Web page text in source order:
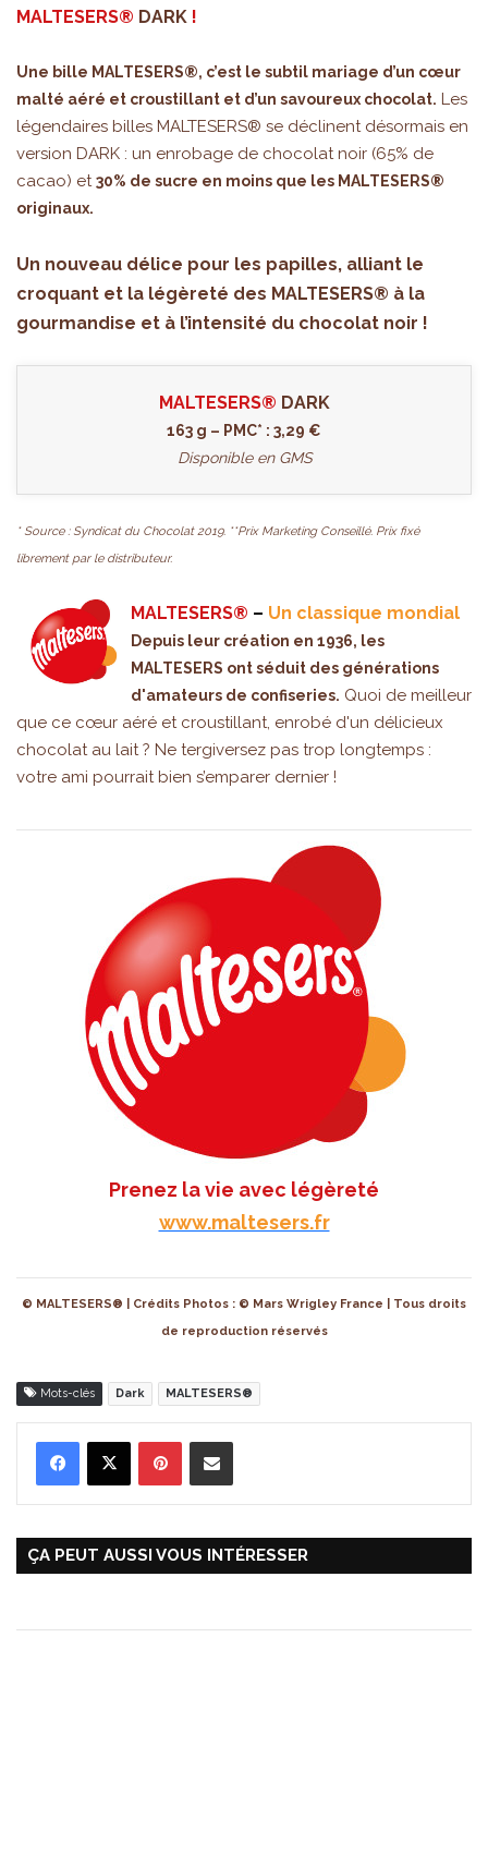
MALTESERS® DARK !
Une bille MALTESERS®, c’est le subtil mariage d’un cœur
malté aéré et croustillant et d’un savoureux chocolat. Les
légendaires billes MALTESERS® se déclinent désormais en
version DARK : un enrobage de chocolat noir (65% de
cacao) et30% de sucre en moins que les MALTESERS®
originaux.
Un nouveau délice pour les papilles, alliant le
croquant et la légèreté des MALTESERS® à la
gourmandise et à l’intensité du chocolat noir !
MALTESERS® DARK
163 g – PMC* : 3,29 €
Disponible en GMS
* Source : Syndicat du Chocolat 2019. **Prix Marketing Conseillé. Prix fixé
librement par le distributeur.
MALTESERS® – Un classique mondial
Depuis leur création en 1936, les
MALTESERS ont séduit des générations
d'amateurs de confiseries. Quoi de meilleur
que ce cœur aéré et croustillant, enrobé d'un délicieux
chocolat au lait ? Ne tergiversez pas trop longtemps :
votre ami pourrait bien s’emparer dernier !
Prenez la vie avec légèreté
www.maltesers.fr
© MALTESERS® | Crédits Photos : © Mars Wrigley France | Tous droits
de reproduction réservés
Mots-clés Dark MALTESERS®
ÇA PEUT AUSSI VOUS INTÉRESSER